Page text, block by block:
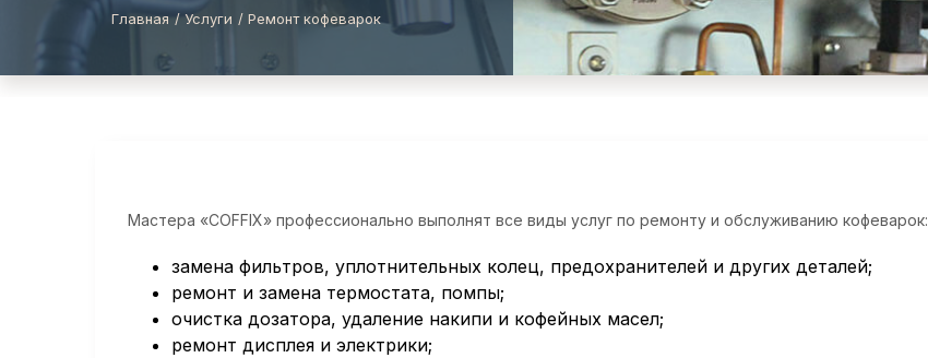
Главная / Услуги / Ремонт кофеварок
Мастера «COFFIX» профессионально выполнят все виды услуг по ремонту и обслуживанию кофеварок:
замена фильтров, уплотнительных колец, предохранителей и других деталей;
ремонт и замена термостата, помпы;
очистка дозатора, удаление накипи и кофейных масел;
ремонт дисплея и электрики;